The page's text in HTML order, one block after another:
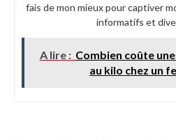
fais de mon mieux pour captiver
informatifs et
A lire : Combien coûte
au kilo chez un